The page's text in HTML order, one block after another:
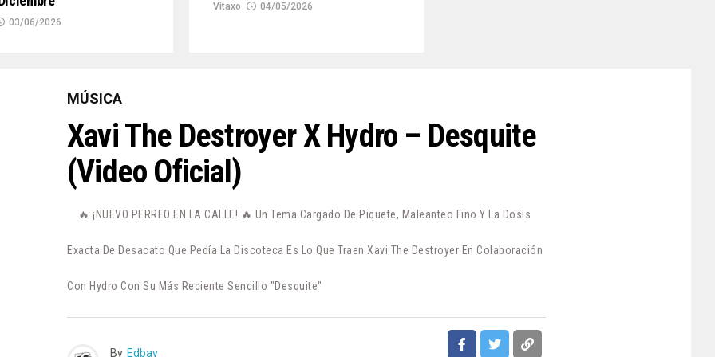
03/06/2026
Vitaxo 04/05/2026
MÚSICA
Xavi The Destroyer X Hydro – Desquite
(Video Oficial)
🔥 ¡NUEVO PERREO EN LA CALLE! 🔥 Un Tema Cargado De Piquete, Maleanteo Fino Y La Dosis
Exacta De Desacato Que Pedía La Discoteca Es Lo Que Traen Xavi The Destroyer En Colaboración
Con Hydro Con Su Más Reciente Sencillo "Desquite"
By Edbay